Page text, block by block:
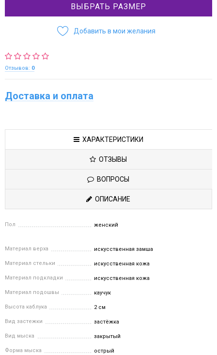
ВЫБРАТЬ РАЗМЕР
Добавить в мои желания
Отзывов: 0
Доставка и оплата
ХАРАКТЕРИСТИКИ
ОТЗЫВЫ
ВОПРОСЫ
ОПИСАНИЕ
Пол женский
Материал верха искусственная замша
Материал стельки искусственная кожа
Материал подкладки искусственная кожа
Материал подошвы каучук
Высота каблука 2 см
Вид застежки застёжка
Вид мыска закрытый
Форма мыска острый